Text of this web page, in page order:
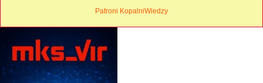
Patroni KopalniWiedzy